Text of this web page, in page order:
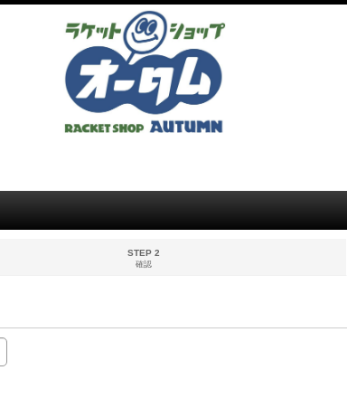
STEP 2
確認